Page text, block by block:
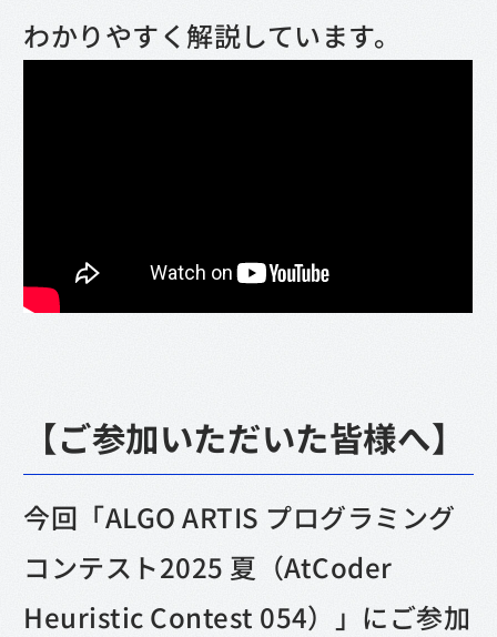
わかりやすく解説しています。
【ご参加いただいた皆様へ】
今回「ALGO ARTIS プログラミング
コンテスト2025 夏（AtCoder
Heuristic Contest 054）」にご参加